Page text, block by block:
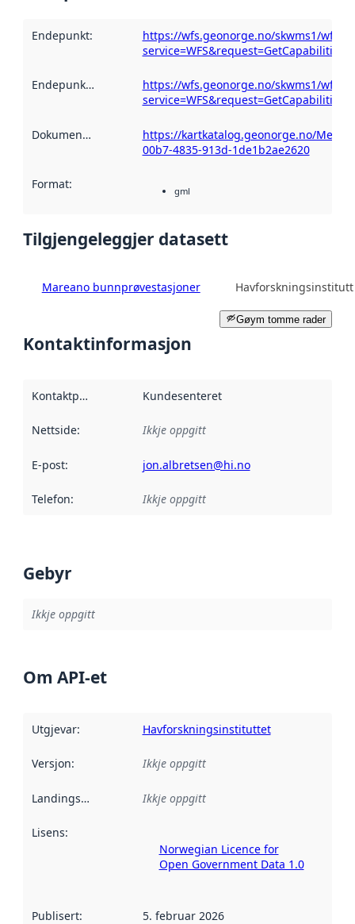
Endepunkt:
https://wfs.geonorge.no/skwms1/
service=WFS&request=GetCapabilities
Endepunktskildring
https://wfs.geonorge.no/skwms1/
service=WFS&request=GetCapabilities
Dokumentasjon
https://kartkatalog.geonorge.no/
00b7-4835-913d-1de1b2ae2620
Format: gml
Tilgjengeleggjer datasett
Mareano bunnprøvestasjoner
Gøym tomme rader
Kontaktinformasjon
Kontaktpunkt Kundesenteret
Nettside: Ikkje oppgitt
E-post: jon.albretsen@hi.no
Telefon: Ikkje oppgitt
Gebyr
Ikkje oppgitt
Om API-et
Utgjevar: Havforskningsinstituttet
Versjon: Ikkje oppgitt
Landingsside Ikkje oppgitt
Lisens:
Norwegian Licence for
Open Government Data 1.0
Publisert: 5. februar 2026